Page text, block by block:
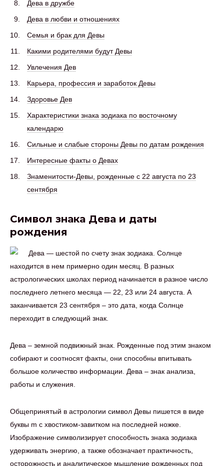
Дева в дружбе
Дева в любви и отношениях
Семья и брак для Девы
Какими родителями будут Девы
Увлечения Дев
Карьера, профессия и заработок Девы
Здоровье Дев
Характеристики знака зодиака по восточному
календарю
Сильные и слабые стороны Девы по датам рождения
Интересные факты о Девах
Знаменитости-Девы, рожденные с 22 августа по 23
сентября
Символ знака Дева и даты
рождения
Дева — шестой по счету знак зодиака. Солнце
находится в нем примерно один месяц. В разных
астрологических школах период начинается в разное число
последнего летнего месяца — 22, 23 или 24 августа. А
заканчивается 23 сентября – это дата, когда Солнце
переходит в следующий знак.
Дева – земной подвижный знак. Рожденные под этим знаком
собирают и соотносят факты, они способны впитывать
большое количество информации. Дева – знак анализа,
работы и служения.
Общепринятый в астрологии символ Девы пишется в виде
буквы m с хвостиком-завитком на последней ножке.
Изображение символизирует способность знака зодиака
удерживать энергию, а также обозначает практичность,
осторожность и аналитическое мышление рожденных под